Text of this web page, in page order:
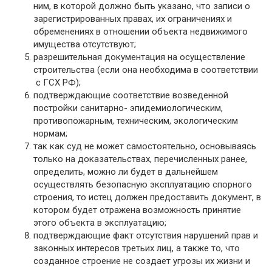
ним, в которой должно быть указано, что записи о
зарегистрированных правах, их ограничениях и
обременениях в отношении объекта недвижимого
имущества отсутствуют;
разрешительная документация на осуществление
строительства (если она необходима в соответствии
с ГСХ РФ);
подтверждающие соответствие возведенной
постройки санитарно- эпидемиологическим,
противопожарным, техническим, экологическим
нормам;
так как суд не может самостоятельно, основываясь
только на доказательствах, перечисленных ранее,
определить, можно ли будет в дальнейшем
осуществлять безопасную эксплуатацию спорного
строения, то истец должен предоставить документ, в
котором будет отражена возможность принятие
этого объекта в эксплуатацию;
подтверждающие факт отсутствия нарушений прав и
законных интересов третьих лиц, а также то, что
созданное строение не создает угрозы их жизни и